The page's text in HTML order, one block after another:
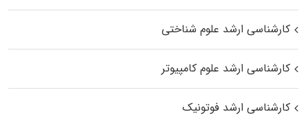
کارشناسی ارشد علوم شناختی
کارشناسی ارشد علوم کامپیوتر
کارشناسی ارشد فوتونیک